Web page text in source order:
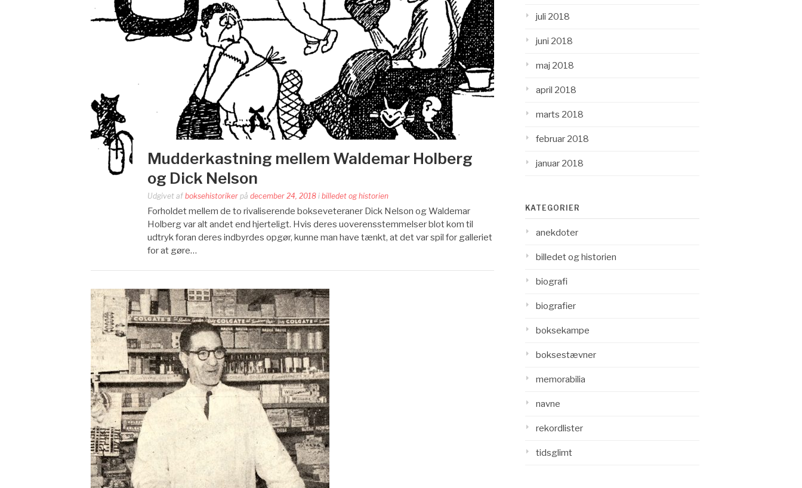
Mudderkastning mellem Waldemar Holberg
og Dick Nelson
Udgivet af boksehistoriker på december 24, 2018 i billedet og historien
Forholdet mellem de to rivaliserende bokseveteraner Dick Nelson og Waldemar
Holberg var alt andet end hjerteligt. Hvis deres uoverensstemmelser blot kom til
udtryk foran deres indbyrdes opgør, kunne man have tænkt, at det var spil for galleriet
for at gøre…
juli 2018
juni 2018
maj 2018
april 2018
marts 2018
februar 2018
januar 2018
KATEGORIER
anekdoter
billedet og historien
biografi
biografier
boksekampe
boksestævner
memorabilia
navne
rekordlister
tidsglimt